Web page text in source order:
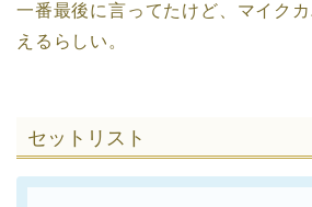
一番最後に言ってたけど、マイク
えるらしい。
セットリスト